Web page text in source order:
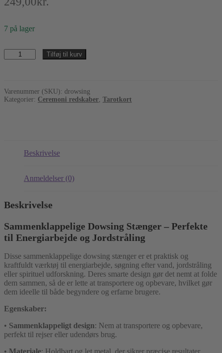
7 på lager
Sammenklappelige
Dowsing
Tilføj til kurv
Varenummer (SKU): drowsing
Kategorier: Ceremoni redskaber Tarotkort
Beskrivelse
Anmeldelser (0)
Beskrivelse
Sammenklappelige Dowsing Stænger – Perfekte
til Energiarbejde og Jordstråling
Disse sammenklappelige dowsing stænger er et praktisk og
kraftfuldt værktøj til energiarbejde, søgning efter vand, jordstråling
eller spirituel udforskning. Deres smarte design gør det nemt at folde
dem sammen, så de er lette at transportere og opbevare, hvilket gør
dem ideelle til både begyndere og erfarne brugere.
Egenskaber:
• Sammenklappeligt design: Nem at transportere og opbevare,
perfekt til rejser eller udendørs brug.
• Materiale: Holdbart og let metal, der sikrer præcise resultater.